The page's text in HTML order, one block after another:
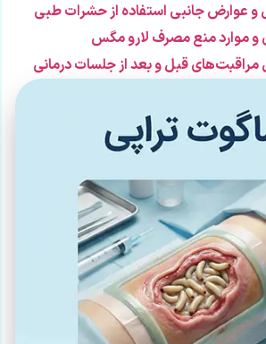
عوارض جانبی استفاده از حشرات طبی
منع مصرف لارو مگس
قبل و بعد از جلسات درمانی